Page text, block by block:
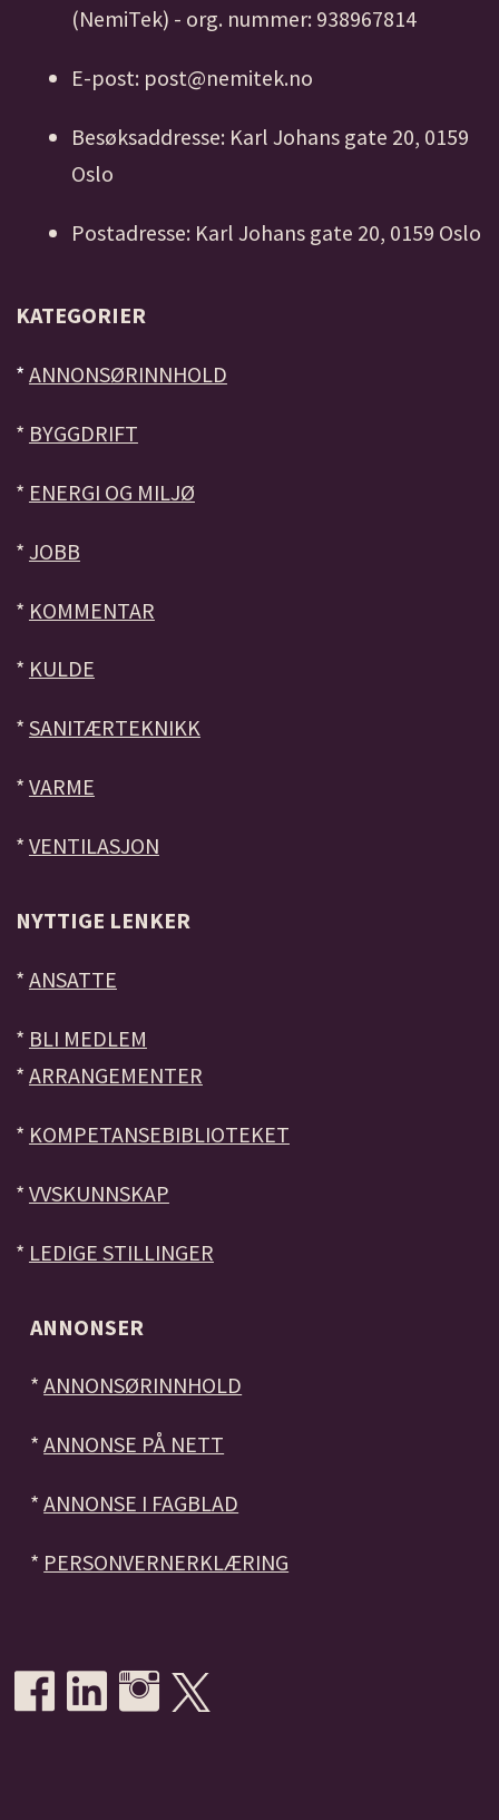
(NemiTek) - org. nummer: 938967814
E-post: post@nemitek.no
Besøksaddresse: Karl Johans gate 20, 0159
Oslo
Postadresse: Karl Johans gate 20, 0159 Oslo
KATEGORIER
* ANNONSØRINNHOLD
* BYGGDRIFT
* ENERGI OG MILJØ
* JOBB
* KOMMENTAR
* KULDE
* SANITÆRTEKNIKK
* VARME
* VENTILASJON
NYTTIGE LENKER
* ANSATTE
* BLI MEDLEM
* ARRANGEMENTER
* KOMPETANSEBIBLIOTEKET
* VVSKUNNSKAP
* LEDIGE STILLINGER
ANNONSER
*ANNONSØRINNHOLD
*ANNONSE PÅ NETT
*ANNONSE I FAGBLAD
* PERSONVERNERKLÆRING